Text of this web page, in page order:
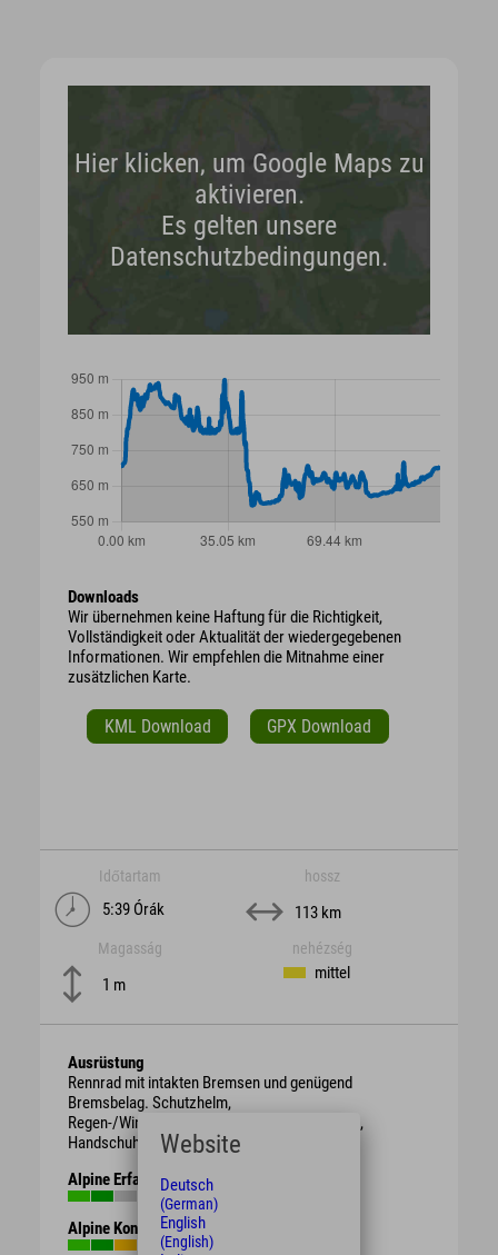
Hier klicken, um Google Maps zu
aktivieren.
Es gelten unsere
Datenschutzbedingungen.
Downloads
Wir übernehmen keine Haftung für die Richtigkeit,
Vollständigkeit oder Aktualität der wiedergegebenen
Informationen. Wir empfehlen die Mitnahme einer
zusätzlichen Karte.
KML Download GPX Download
Időtartam
5:39 Órák
hossz
113 km
Magasság
1 m
nehézség
mittel
Ausrüstung
Rennrad mit intakten Bremsen und genügend
Bremsbelag. Schutzhelm,
Regen-/Wind-/Sonnen-/Wetterschutzkleidung,
Handschuhe, Getränk, ggf. Proviant.
Alpine Erfahrung
Alpine Kondition
Website
Deutsch
(German)
English
(English)